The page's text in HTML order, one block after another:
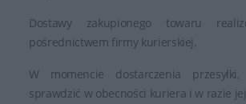
Dostawy zakupionego towaru
pośrednictwem firmy kurierskiej.
W momencie dostarczenia
sprawdzić w obecności kuriera i w razie